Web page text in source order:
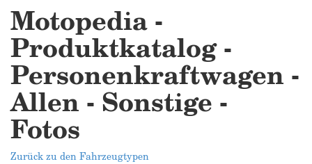
Motopedia -
Produktkatalog -
Personenkraftwagen -
Allen - Sonstige -
Fotos
Zurück zu den Fahrzeugtypen